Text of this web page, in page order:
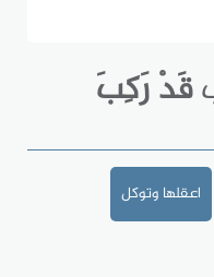
قَدْ رَكِبَ
اعقلها وتوكل